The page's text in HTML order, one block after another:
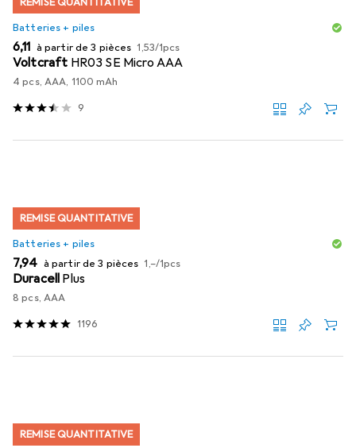
Batteries + piles
EUR
6,11 à partir de 3 pièces EUR
1,53/1pcs
Voltcraft HR03 SE Micro AAA
4 pcs, AAA, 1100 mAh
9
REMISE QUANTITATIVE
Batteries + piles
EUR
7,94 à partir de 3 pièces EUR
1,–/1pcs
Duracell Plus
8 pcs, AAA
1196
REMISE QUANTITATIVE